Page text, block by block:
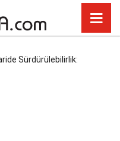
Sürdürülebilirlik: